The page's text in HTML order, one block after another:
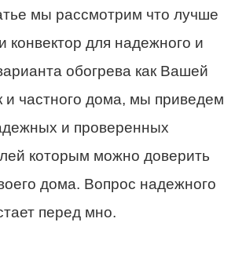
мы рассмотрим что лучше
конвектор для надежного и
обогрева как Вашей
и частного дома, мы приведем
и проверенных
которым можно доверить
дома. Вопрос надежного
перед мно.